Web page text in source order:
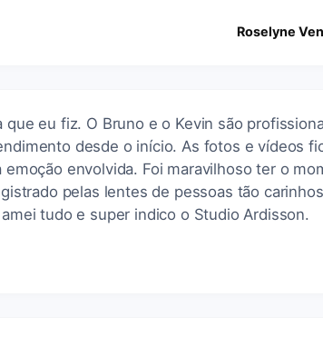
Roselyne
que eu fiz. O Bruno e o Kevin são
desde o início. As fotos e vídeos
emoção envolvida. Foi maravilhoso ter o
pelas lentes de pessoas tão
tudo e super indico o Studio Ardisson.